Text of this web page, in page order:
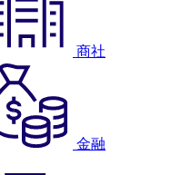
商社
金融